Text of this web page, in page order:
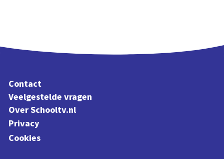
Contact
Veelgestelde vragen
Over Schooltv.nl
Privacy
Cookies